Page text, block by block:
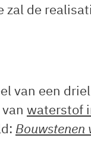
zal de
van een
waterstof